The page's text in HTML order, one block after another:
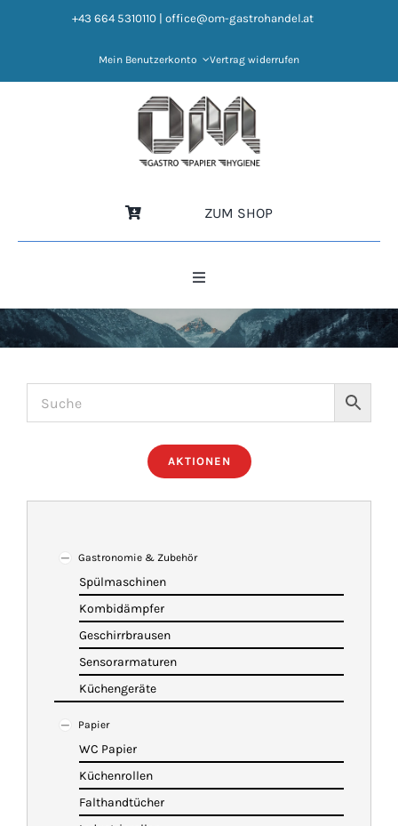
+43 664 5310110 office@om-gastrohandel.at
Mein Benutzerkonto Vertrag widerrufen
ZUM SHOP
Toggle
HOME
NEWS
IMBISSANHÄNGER
KATALOG
WARENKORB
AKTIONEN
Gastronomie & Zubehör
Spülmaschinen
Kombidämpfer
Geschirrbrausen
Sensorarmaturen
Küchengeräte
Papier
WC Papier
Küchenrollen
Falthandtücher